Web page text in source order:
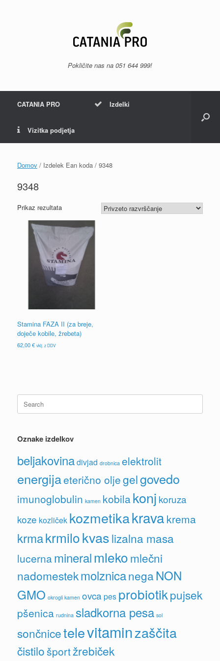
Pokličite nas na 051 644 999!
CATANIA PRO Izdelki
Vizitka podjetja
Domov / Izdelek Ean koda / 9348
9348
Prikaz rezultata
Stamina FAZA II (za breje,
doječe kobile, žrebeta)
62,00€ vklj. z DDV
Search
for:
Oznake izdelkov
beljakovinadivjad drobnica elektrolit
energijaeterično oljegelgovedo
imunoglobulin kamen kobilakonj koruza
koze kozliček kozmetikakrava krema
krmakrmilokvaslizalna masa
lucernamineralmlekomlečni
nadomestekmolznicanegaNON
GMO okrogli kamen ovca pes probiotikpujsek
pšenica rudnina sladkorna pesa sol
sončnicetelevitaminzaščita
čistilošportžrebiček